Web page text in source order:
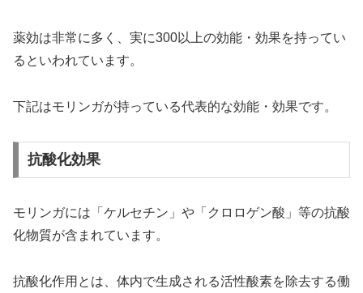
薬効は非常に多く、実に300以上の効能・効果を持ってい
るといわれています。
下記はモリンガが持っている代表的な効能・効果です。
抗酸化効果
モリンガには「ケルセチン」や「クロロゲン酸」等の抗酸
化物質が含まれています。
抗酸化作用とは、体内で生成される活性酸素を除去する働